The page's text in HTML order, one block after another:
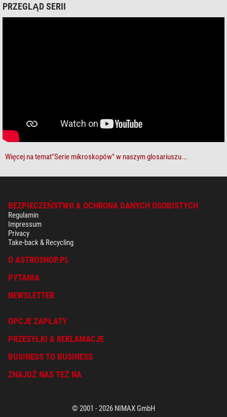
PRZEGLĄD SERII
Więcej na temat"Serie mikroskopów" w naszym glosariuszu...
BEZPIECZEŃSTWO & OCHRONA DANYCH OSOBISTYCH
Regulamin
Impressum
Privacy
Take-back & Recycling
O ASTROSHOP.PL
PYTANIA
NEWSLETTER
OPCJE ZAPŁATY
PRZESYŁKI & REKLAMACJE
BUSINESS TO BUSINESS
ZNAJDŹ NAS TEŻ NA
© 2001 - 2026 NIMAX GmbH